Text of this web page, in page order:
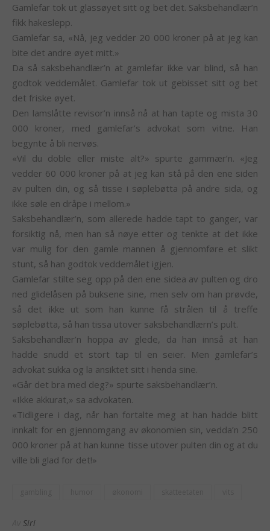
Gamlefar tok ut glassøyet sitt og bet det. Saksbehandlær’n
fikk hakeslepp.
Gamlefar sa, «Nå, jeg vedder 20 000 kroner på at jeg kan
bite det andre øyet mitt.»
Da så saksbehandlær’n at gamlefar ikke var blind, så han
godtok veddemålet. Gamlefar tok ut gebisset sitt og bet
det friske øyet.
Den lamslåtte revisor’n innså nå at han tapte og mista 30
000 kroner, med gamlefar’s advokat som vitne. Han
begynte å bli nervøs.
«Vil du doble eller miste alt?» spurte gammær’n. «Jeg
vedder 60 000 kroner på at jeg kan stå på den ene siden
av pulten din, og så tisse i søplebøtta på andre sida, og
ikke søle en dråpe i mellom.»
Saksbehandlær’n, som allerede hadde tapt to ganger, var
forsiktig nå, men han så nøye etter og tenkte at det ikke
var mulig for den gamle mannen å gjennomføre et slikt
stunt, så han godtok veddemålet igjen.
Gamlefar stilte seg opp på den ene sidea av pulten og dro
ned glidelåsen på buksene sine, men selv om han prøvde,
så det ikke ut som han kunne få strålen til å treffe
søplebøtta, så han tissa utover saksbehandlærn’s pult.
Saksbehandlær’n hoppa av glede, da han innså at han
hadde snudd et stort tap til en seier. Men gamlefar’s
advokat sukka og la ansiktet sitt i henda sine.
«Går det bra med deg?» spurte saksbehandlær’n.
«Ikke akkurat,» sa advokaten.
«Tidligere i dag, når han fortalte meg at han hadde blitt
innkalt for en gjennomgang av økonomien sin, vedda’n 250
000 kroner på at han kunne tisse utover pulten din og at du
ville bli glad for det!»
Siri